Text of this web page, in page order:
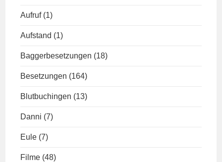
Aufruf (1)
Aufstand (1)
Baggerbesetzungen (18)
Besetzungen (164)
Blutbuchingen (13)
Danni (7)
Eule (7)
Filme (48)